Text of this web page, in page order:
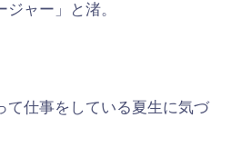
ャー」と渚。
て仕事をしている夏生に気づ